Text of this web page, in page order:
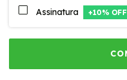
Assinatura +10% OFF